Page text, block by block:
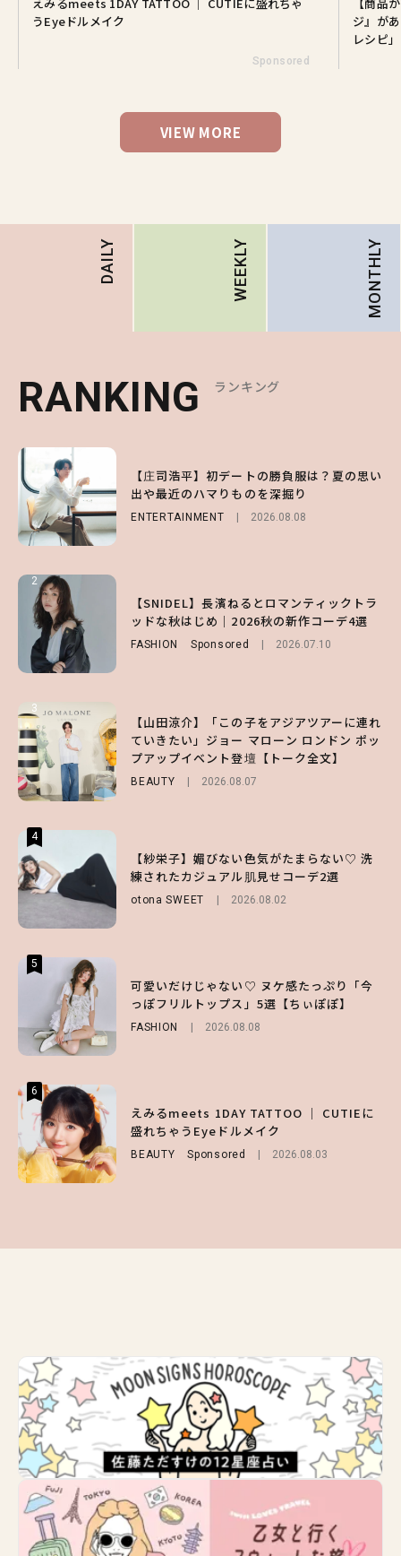
うEyeドルメイク
Sponsored
ジ』が
レシピ」
VIEW MORE
DAILY WEEKLY MONTHLY
RANKING ランキング
【庄司浩平】初デートの勝負服は？夏の思い
出や最近のハマりものを深掘り
ENTERTAINMENT 2026.08.08
2
【SNIDEL】長濱ねるとロマンティックトラ
ッドな秋はじめ｜2026秋の新作コーデ4選
FASHION Sponsored 2026.07.10
3
【山田涼介】「この子をアジアツアーに連れ
ていきたい」ジョー マローン ロンドン ポッ
プアップイベント登壇【トーク全文】
BEAUTY 2026.08.07
4
【紗栄子】媚びない色気がたまらない♡ 洗
練されたカジュアル肌見せコーデ2選
otona SWEET 2026.08.02
5
可愛いだけじゃない♡ ヌケ感たっぷり「今
っぽフリルトップス」5選【ちぃぽぽ】
FASHION 2026.08.08
6
えみるmeets 1DAY TATTOO ｜ CUTIEに
盛れちゃうEyeドルメイク
BEAUTY Sponsored 2026.08.03
RANKING ランキング
【大原優乃】夏メイクはプレイフルに！ドキ
ッとしちゃう色っぽ“うるみ目”のつくり方
BEAUTY 2026.08.01
2
【森香澄】理想のスタイルはどう作る？体型
キープの秘訣や夏の過ごし方など独占インタ
ビュー！
ENTERTAINMENT 2026.07.31
3
【ハローキティ】がスシローと初コラボ♡
第1弾の気になるメニュー＆限定グッズを総
チェック！
LIFESTYLE 2026.07.31
4
【SNIDEL】長濱ねるとロマンティックトラ
ッドな秋はじめ｜2026秋の新作コーデ4選
FASHION Sponsored 2026.07.10
5
【ALD1】グループの魅力＆素顔に迫る♡ 一
問一答をお届け！【sweet web独占】
ENTERTAINMENT 2026.08.03
6
【庄司浩平】初デートの勝負服は？夏の思い
出や最近のハマりものを深掘り
ENTERTAINMENT 2026.08.08
RANKING ランキング
【SNIDEL】長濱ねるとロマンティックトラ
ッドな秋はじめ｜2026秋の新作コーデ4選
FASHION Sponsored 2026.07.10
2
【付録】総柄ハローキティが可愛すぎ♡ 紀
ノ国屋コラボの“優秀保冷バッグ”は夏の強
い味方！【オトナミューズ9月号増刊】
3
【谷まりあ】夏は“シアースカート”でさり
げなく肌見せ！透け感のニュアンスを楽しめ
るマストハブアイテム4選
FASHION 2026.07.19
4
【ハローキティ】がスシローと初コラボ♡
第1弾の気になるメニュー＆限定グッズを総
チェック！
2026.07.31
5
【夏ヘアのくずれ・うねりに】ヘアメイク夢
月直伝♡ ドライシャンプー「バティスト」
を使ったプロ級スタイリング3選
Sponsored
6
【GU】夏の“主役級”アイテム決定！ヘルシ
ー＆可愛すぎる「大人の肌見せ」トップス3
選
2026.07.19